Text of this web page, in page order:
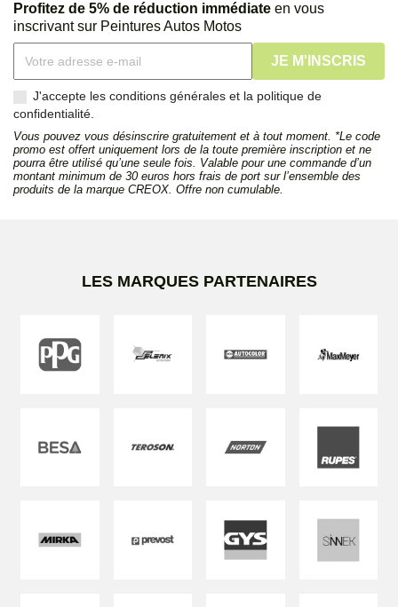
Profitez de 5% de réduction immédiate en vous
inscrivant sur Peintures Autos Motos
J'accepte les conditions générales et la politique de
confidentialité.
Vous pouvez vous désinscrire gratuitement et à tout moment. *Le code
promo est offert uniquement lors de la toute première inscription et ne
pourra être utilisé qu’une seule fois. Valable pour une commande d’un
montant minimum de 30 euros hors frais de port sur l’ensemble des
produits de la marque CREOX. Offre non cumulable.
LES MARQUES PARTENAIRES